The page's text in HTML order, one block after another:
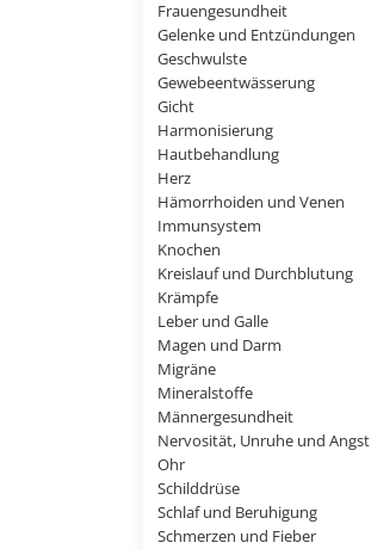
Frauengesundheit
Gelenke und Entzündungen
Geschwulste
Gewebeentwässerung
Gicht
Harmonisierung
Hautbehandlung
Herz
Hämorrhoiden und Venen
Immunsystem
Knochen
Kreislauf und Durchblutung
Krämpfe
Leber und Galle
Magen und Darm
Migräne
Mineralstoffe
Männergesundheit
Nervosität, Unruhe und Angst
Ohr
Schilddrüse
Schlaf und Beruhigung
Schmerzen und Fieber